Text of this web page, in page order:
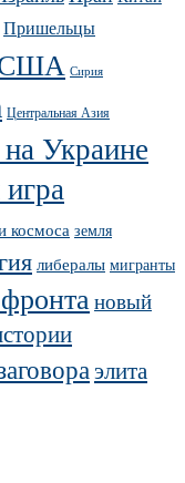
Пришельцы
Сирия
Центральная Азия
Украине
космоса земля
либералы мигранты
новый
элита